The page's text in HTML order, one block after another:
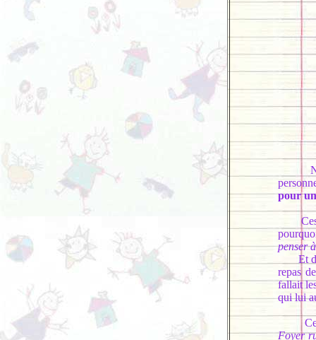
Non,
pour
Ces
penser
Et de
repas
fallait
qui lui
Ce
Foyer